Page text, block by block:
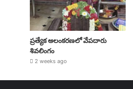
ప్రత్యేక అలంకరణలో వేపదారు
శివలింగం
2 weeks ago